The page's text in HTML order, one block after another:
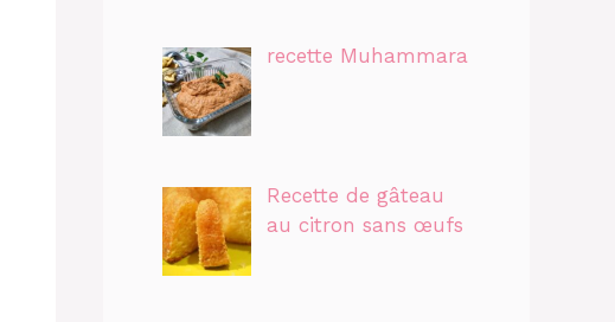
recette Muhammara
Recette de gâteau
au citron sans œufs